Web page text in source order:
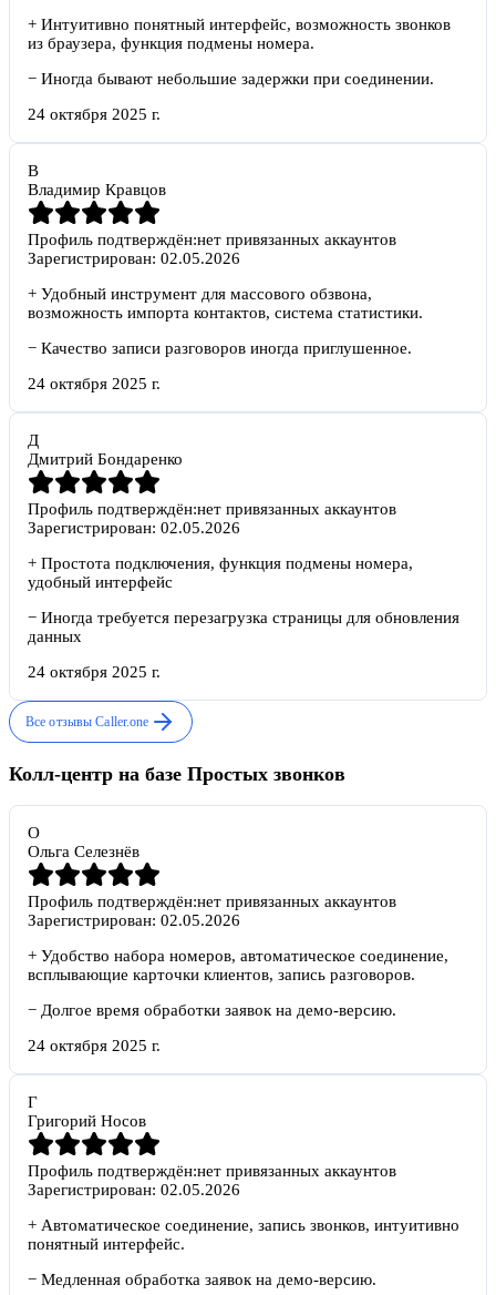
+ Интуитивно понятный интерфейс, возможность звонков
из браузера, функция подмены номера.
− Иногда бывают небольшие задержки при соединении.
24 октября 2025 г.
В
Владимир Кравцов
Профиль подтверждён:нет привязанных аккаунтов
Зарегистрирован: 02.05.2026
+ Удобный инструмент для массового обзвона,
возможность импорта контактов, система статистики.
− Качество записи разговоров иногда приглушенное.
24 октября 2025 г.
Д
Дмитрий Бондаренко
Профиль подтверждён:нет привязанных аккаунтов
Зарегистрирован: 02.05.2026
+ Простота подключения, функция подмены номера,
удобный интерфейс
− Иногда требуется перезагрузка страницы для обновления
данных
24 октября 2025 г.
Все отзывыCaller.one
Колл-центр на базе Простых звонков
О
Ольга Селезнёв
Профиль подтверждён:нет привязанных аккаунтов
Зарегистрирован: 02.05.2026
+ Удобство набора номеров, автоматическое соединение,
всплывающие карточки клиентов, запись разговоров.
− Долгое время обработки заявок на демо-версию.
24 октября 2025 г.
Г
Григорий Носов
Профиль подтверждён:нет привязанных аккаунтов
Зарегистрирован: 02.05.2026
+ Автоматическое соединение, запись звонков, интуитивно
понятный интерфейс.
− Медленная обработка заявок на демо-версию.